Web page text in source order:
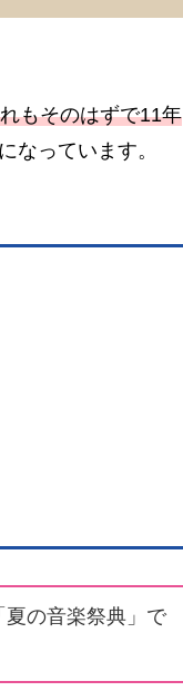
もそのはずで11年
なっています。
の音楽祭典」で